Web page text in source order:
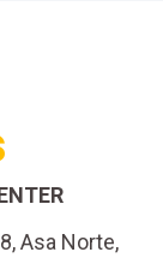
Asa Norte,